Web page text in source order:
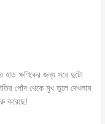
হাত ক্ষণিকের জন্য সরে দুটো
পোঁদ থেকে মুখ তুলে দেখলাম
করেছে!